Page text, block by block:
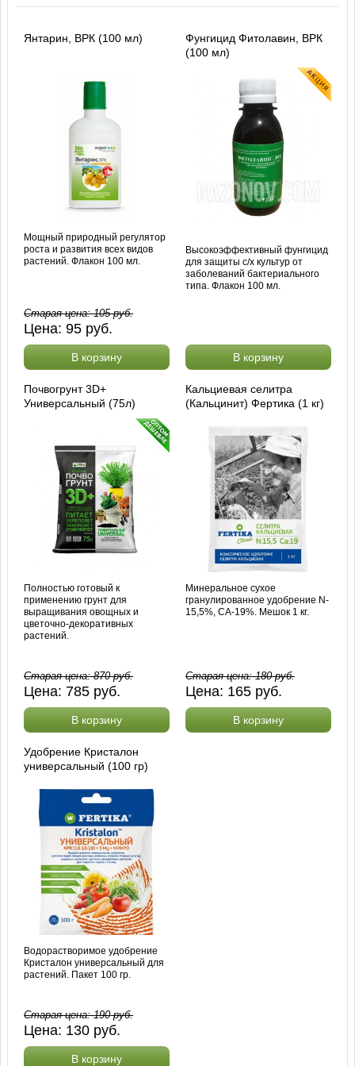
Янтарин, ВРК (100 мл)
Мощный природный регулятор
роста и развития всех видов
растений. Флакон 100 мл.
Старая цена:105руб.
Цена:95 руб.
В корзину
Фунгицид Фитолавин, ВРК
(100 мл)
Высокоэффективный фунгицид
для защиты с/х культур от
заболеваний бактериального
типа. Флакон 100 мл.
В корзину
Почвогрунт 3D+
Универсальный (75л)
Полностью готовый к
применению грунт для
выращивания овощных и
цветочно-декоративных
растений.
Старая цена:870руб.
Цена: 785 руб.
В корзину
Кальциевая селитра
(Кальцинит) Фертика (1 кг)
Минеральное сухое
гранулированное удобрение N-
15,5%, CA-19%. Мешок 1 кг.
Старая цена:180руб.
Цена: 165 руб.
В корзину
Удобрение Кристалон
универсальный (100 гр)
Водорастворимое удобрение
Кристалон универсальный для
растений. Пакет 100 гр.
Старая цена:190руб.
Цена: 130 руб.
В корзину